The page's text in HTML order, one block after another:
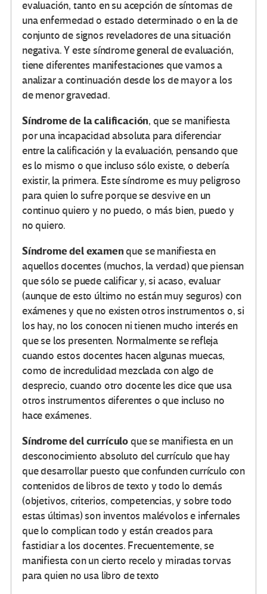
evaluación, tanto en su acepción de síntomas de
una enfermedad o estado determinado o en la de
conjunto de signos reveladores de una situación
negativa. Y este síndrome general de evaluación,
tiene diferentes manifestaciones que vamos a
analizar a continuación desde los de mayor a los
de menor gravedad.
Síndrome de la calificación, que se manifiesta
por una incapacidad absoluta para diferenciar
entre la calificación y la evaluación, pensando que
es lo mismo o que incluso sólo existe, o debería
existir, la primera. Este síndrome es muy peligroso
para quien lo sufre porque se desvive en un
continuo quiero y no puedo, o más bien, puedo y
no quiero.
Síndrome del examenque se manifiesta en
aquellos docentes (muchos, la verdad) que piensan
que sólo se puede calificar y, si acaso, evaluar
(aunque de esto último no están muy seguros) con
exámenes y que no existen otros instrumentos o, si
los hay, no los conocen ni tienen mucho interés en
que se los presenten. Normalmente se refleja
cuando estos docentes hacen algunas muecas,
como de incredulidad mezclada con algo de
desprecio, cuando otro docente les dice que usa
otros instrumentos diferentes o que incluso no
hace exámenes.
Síndrome del currículoque se manifiesta en un
desconocimiento absoluto del currículo que hay
que desarrollar puesto que confunden currículo con
contenidos de libros de texto y todo lo demás
(objetivos, criterios, competencias, y sobre todo
estas últimas) son inventos malévolos e infernales
que lo complican todo y están creados para
fastidiar a los docentes. Frecuentemente, se
manifiesta con un cierto recelo y miradas torvas
para quien no usa libro de texto